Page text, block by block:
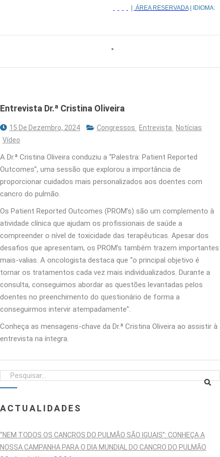
ÁREA RESERVADA| IDIOMA:
Entrevista Dr.ª Cristina Oliveira
15 De Dezembro, 2024 Congressos Entrevista
Notícias
Vídeo
A Dr.ª Cristina Oliveira conduziu a “Palestra: Patient Reported
Outcomes”, uma sessão que explorou a importância de
proporcionar cuidados mais personalizados aos doentes com
cancro do pulmão.
Os Patient Reported Outcomes (PROM’s) são um complemento à
atividade clínica que ajudam os profissionais de saúde a
compreender o nível de toxicidade das terapêuticas. Apesar dos
desafios que apresentam, os PROM’s também trazem importantes
mais-valias. A oncologista destaca que “o principal objetivo é
tornar os tratamentos cada vez mais individualizados. Durante a
consulta, conseguimos abordar as questões levantadas pelos
doentes no preenchimento do questionário de forma a
conseguirmos intervir atempadamente”.
Conheça as mensagens-chave da Dr.ª Cristina Oliveira ao assistir à
entrevista na íntegra.
ACTUALIDADES
“NEM TODOS OS CANCROS DO PULMÃO SÃO IGUAIS”: CONHEÇA A
NOSSA CAMPANHA PARA O DIA MUNDIAL DO CANCRO DO PULMÃO